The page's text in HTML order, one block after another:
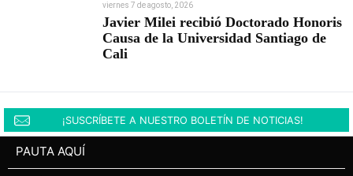
viernes 7 de agosto, 2026
Javier Milei recibió Doctorado Honoris
Causa de la Universidad Santiago de
Cali
¡SUSCRÍBETE A NUESTRO BOLETÍN DE NOTICIAS!
PAUTA AQUÍ